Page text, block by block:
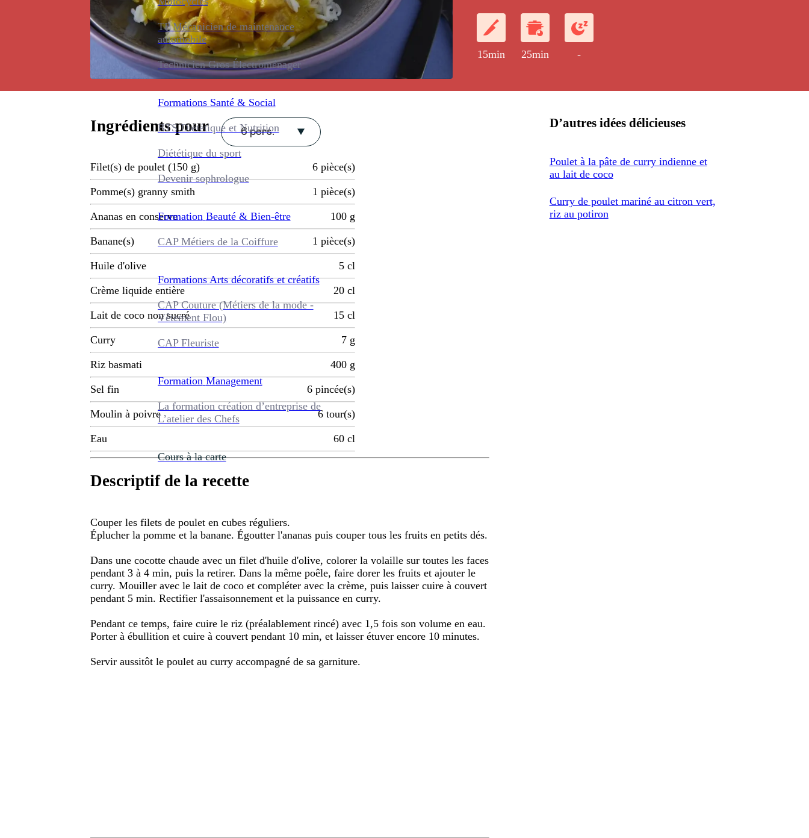
TP Mécanicien de maintenance
automobile
Technicien Gros Électroménager
Formations Santé & Social
BTS Diététique et Nutrition
Diététique du sport
Devenir sophrologue
Formation Beauté & Bien-être
CAP Métiers de la Coiffure
Formations Arts décoratifs et créatifs
CAP Couture (Métiers de la mode -
Vêtement Flou)
CAP Fleuriste
Formation Management
La formation création d’entreprise de
L’atelier des Chefs
Cours à la carte
15min 25min -
Ingrédients pour 6 pers.
Filet(s) de poulet (150 g) 6 pièce(s)
Pomme(s) granny smith 1 pièce(s)
Ananas en conserve 100 g
Banane(s) 1 pièce(s)
Huile d'olive 5 cl
Crème liquide entière 20 cl
Lait de coco non sucré 15 cl
Curry 7 g
Riz basmati 400 g
Sel fin 6 pincée(s)
Moulin à poivre 6 tour(s)
Eau 60 cl
Descriptif de la recette
Couper les filets de poulet en cubes réguliers.
Éplucher la pomme et la banane. Égoutter l'ananas puis couper tous les fruits en petits dés.
Dans une cocotte chaude avec un filet d'huile d'olive, colorer la volaille sur toutes les faces
pendant 3 à 4 min, puis la retirer. Dans la même poêle, faire dorer les fruits et ajouter le
curry. Mouiller avec le lait de coco et compléter avec la crème, puis laisser cuire à couvert
pendant 5 min. Rectifier l'assaisonnement et la puissance en curry.
Pendant ce temps, faire cuire le riz (préalablement rincé) avec 1,5 fois son volume en eau.
Porter à ébullition et cuire à couvert pendant 10 min, et laisser étuver encore 10 minutes.
Servir aussitôt le poulet au curry accompagné de sa garniture.
D’autres idées délicieuses
Poulet à la pâte de curry indienne et
au lait de coco
Curry de poulet mariné au citron vert,
riz au potiron